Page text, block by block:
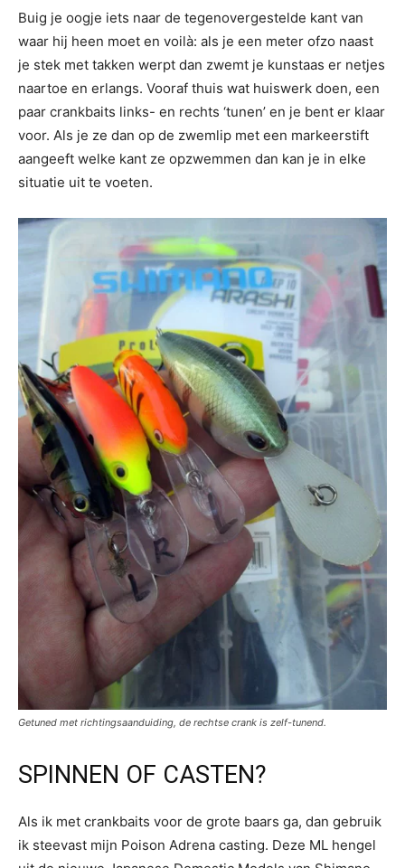
Buig je oogje iets naar de tegenovergestelde kant van
waar hij heen moet en voilà: als je een meter ofzo naast
je stek met takken werpt dan zwemt je kunstaas er netjes
naartoe en erlangs. Vooraf thuis wat huiswerk doen, een
paar crankbaits links- en rechts ‘tunen’ en je bent er klaar
voor. Als je ze dan op de zwemlip met een markeerstift
aangeeft welke kant ze opzwemmen dan kan je in elke
situatie uit te voeten.
Getuned met richtingsaanduiding, de rechtse crank is zelf-tunend.
SPINNEN OF CASTEN?
Als ik met crankbaits voor de grote baars ga, dan gebruik
ik steevast mijn Poison Adrena casting. Deze ML hengel